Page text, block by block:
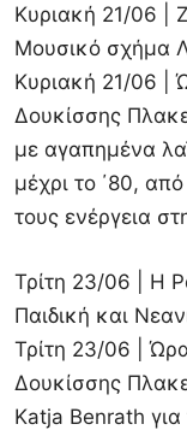
Κυριακή 21/06 |
Μουσικό σχήμα
Κυριακή 21/06 |
Δουκίσσης
με αγαπημένα
μέχρι το ΄80,
τους ενέργεια
Τρίτη 23/06 | Η
Παιδική και
Τρίτη 23/06 |
Δουκίσσης
Katja Benrath